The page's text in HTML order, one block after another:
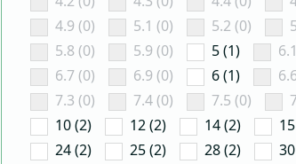
4.9 (0)
5.1 (0) 5.2 (0)
5.8 (0)
5.9 (0) 5 (1)
6.7 (0)
6.9 (0) 6 (1)
7.3 (0)
7.4 (0) 7.5 (0)
10 (2)
12 (2) 14 (2)
24 (2)
25 (2) 28 (2)